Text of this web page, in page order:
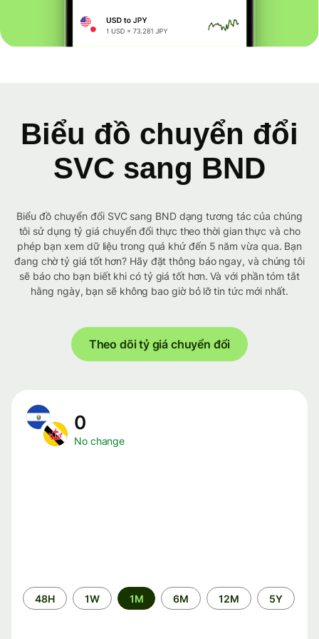
Biểu đồ chuyển đổi
SVC sang BND
Biểu đồ chuyển đổi SVC sang BND dạng tương tác của chúng
tôi sử dụng tỷ giá chuyển đổi thực theo thời gian thực và cho
phép bạn xem dữ liệu trong quá khứ đến 5 năm vừa qua. Bạn
đang chờ tỷ giá tốt hơn? Hãy đặt thông báo ngay, và chúng tôi
sẽ báo cho bạn biết khi có tỷ giá tốt hơn. Và với phần tóm tắt
hằng ngày, bạn sẽ không bao giờ bỏ lỡ tin tức mới nhất.
Theo dõi tỷ giá chuyển đổi
0
No change
Time
period
48H 1W 1M 6M 12M 5Y